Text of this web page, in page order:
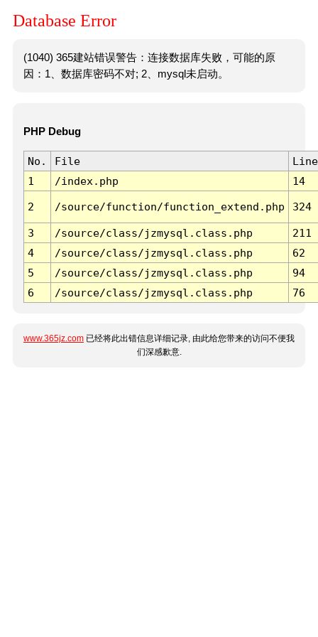
Database Error
(1040) 365建站错误警告：连接数据库失败，可能的原
因：1、数据库密码不对; 2、mysql未启动。
PHP Debug
No. File
Line
1
/index.php 14
2 /source/function/function_extend.php 324
3 /source/class/jzmysql.class.php
211
4
/source/class/jzmysql.class.php
62
5
/source/class/jzmysql.class.php
94
6
/source/class/jzmysql.class.php 76
www.365jz.com 已经将此出错信息详细记录, 由此给您带来的访问不便我
们深感歉意.